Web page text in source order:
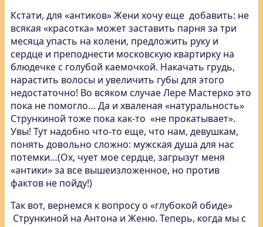
Кстати, для «антиков» Жени хочу еще добавить: не
всякая «красотка» может заставить парня за три
месяца упасть на колени, предложить руку и
сердце и преподнести московскую квартирку на
блюдечке с голубой каемочкой. Накачать грудь,
нарастить волосы и увеличить губы для этого
недостаточно! Во всяком случае Лере Мастерко это
пока не помогло… Да и хваленая «натуральность»
Стрункиной тоже пока как-то «не прокатывает».
Увы! Тут надобно что-то еще, что нам, девушкам,
понять довольно сложно: мужская душа для нас
потемки…(Ох, чует мое сердце, загрызут меня
«антики» за все вышеизложенное, но против
фактов не пойду!)
Так вот, вернемся к вопросу о «глубокой обиде»
Стрункиной на Антона и Женю. Теперь, когда мы с